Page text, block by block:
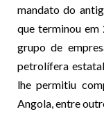
mandato do
que terminou em
grupo de
petrolífera
lhe permitiu
Angola, entre